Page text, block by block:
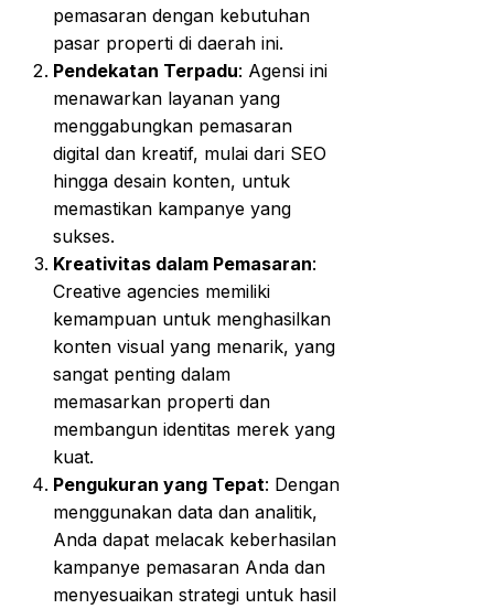
pemasaran dengan kebutuhan
pasar properti di daerah ini.
Pendekatan Terpadu: Agensi ini
menawarkan layanan yang
menggabungkan pemasaran
digital dan kreatif, mulai dari SEO
hingga desain konten, untuk
memastikan kampanye yang
sukses.
Kreativitas dalam Pemasaran:
Creative agencies memiliki
kemampuan untuk menghasilkan
konten visual yang menarik, yang
sangat penting dalam
memasarkan properti dan
membangun identitas merek yang
kuat.
Pengukuran yang Tepat: Dengan
menggunakan data dan analitik,
Anda dapat melacak keberhasilan
kampanye pemasaran Anda dan
menyesuaikan strategi untuk hasil